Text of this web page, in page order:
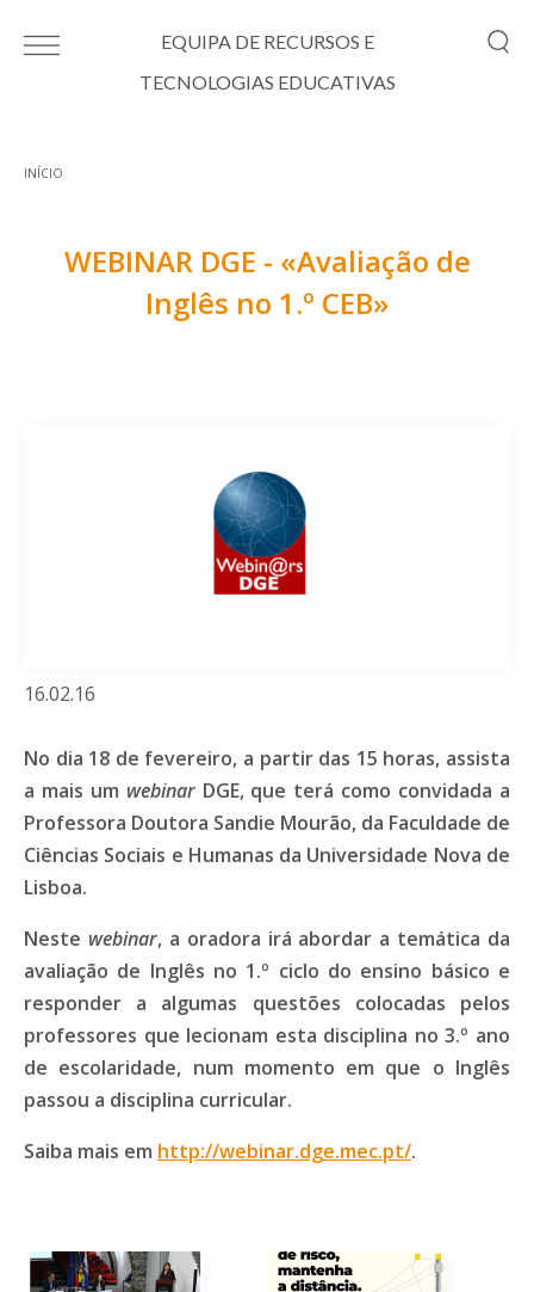
EQUIPA DE RECURSOS E
TECNOLOGIAS EDUCATIVAS
INÍCIO
WEBINAR DGE - «Avaliação de
Inglês no 1.º CEB»
16.02.16
No dia 18 de fevereiro, a partir das 15 horas, assista
a mais um webinar DGE, que terá como convidada a
Professora Doutora Sandie Mourão, da Faculdade de
Ciências Sociais e Humanas da Universidade Nova de
Lisboa.
Neste webinar, a oradora irá abordar a temática da
avaliação de Inglês no 1.º ciclo do ensino básico e
responder a algumas questões colocadas pelos
professores que lecionam esta disciplina no 3.º ano
de escolaridade, num momento em que o Inglês
passou a disciplina curricular.
Saiba mais em http://webinar.dge.mec.pt/.